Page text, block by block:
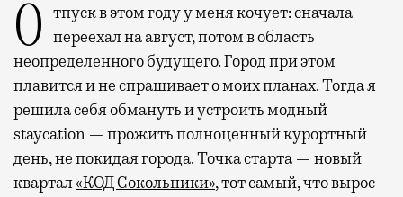
Отпуск в этом году у меня кочует: сначала переехал на август, потом в область
неопределенного будущего. Город при этом
плавится и не спрашивает о моих планах. Тогда я
решила себя обмануть и устроить модный
staycation — прожить полноценный курортный
день, не покидая города. Точка старта — новый
квартал«КОД Сокольники», тот самый, что вырос